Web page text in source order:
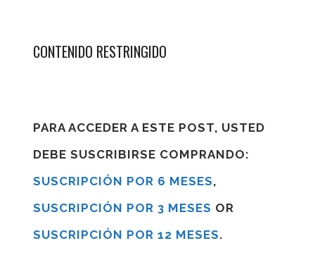
CONTENIDO RESTRINGIDO
PARA ACCEDER A ESTE POST, USTED
DEBE SUSCRIBIRSE COMPRANDO:
SUSCRIPCIÓN POR 6 MESES,
SUSCRIPCIÓN POR 3 MESES OR
SUSCRIPCIÓN POR 12 MESES.